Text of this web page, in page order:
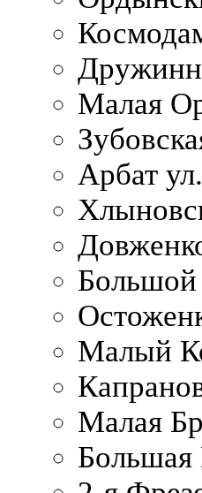
Малая
Арбат
Малый
Малая
Большая